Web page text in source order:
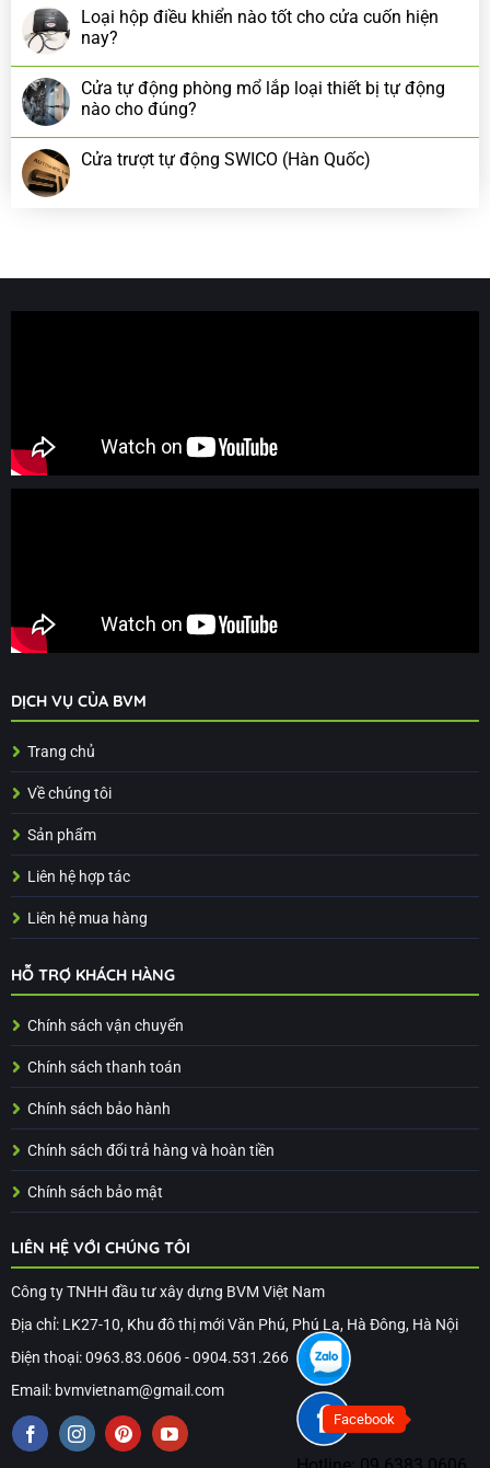
Loại hộp điều khiển nào tốt cho cửa cuốn hiện
nay?
Cửa tự động phòng mổ lắp loại thiết bị tự động
nào cho đúng?
Cửa trượt tự động SWICO (Hàn Quốc)
DỊCH VỤ CỦA BVM
Trang chủ
Về chúng tôi
Sản phẩm
Liên hệ hợp tác
Liên hệ mua hàng
HỖ TRỢ KHÁCH HÀNG
Chính sách vận chuyển
Chính sách thanh toán
Chính sách bảo hành
Chính sách đổi trả hàng và hoàn tiền
Chính sách bảo mật
LIÊN HỆ VỚI CHÚNG TÔI
Công ty TNHH đầu tư xây dựng BVM Việt Nam
Địa chỉ: LK27-10, Khu đô thị mới Văn Phú, Phú La, Hà Đông, Hà Nội
Điện thoại: 0963.83.0606 - 0904.531.266
Email: bvmvietnam@gmail.com
Facebook